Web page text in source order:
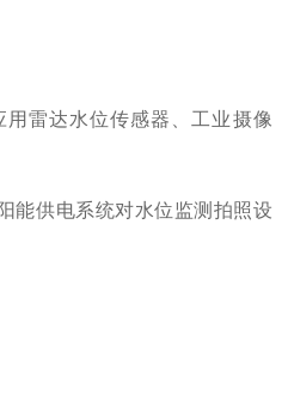
用雷达水位传感器、工业摄像
能供电系统对水位监测拍照设